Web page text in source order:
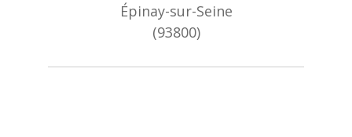
Épinay-sur-Seine
(93800)
FILTRER PAR